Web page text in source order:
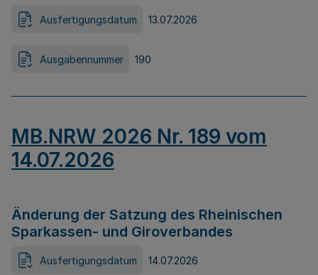
Ausfertigungsdatum 13.07.2026
Ausgabennummer 190
MB.NRW 2026 Nr. 189 vom
14.07.2026
Änderung der Satzung des Rheinischen
Sparkassen- und Giroverbandes
Ausfertigungsdatum 14.07.2026